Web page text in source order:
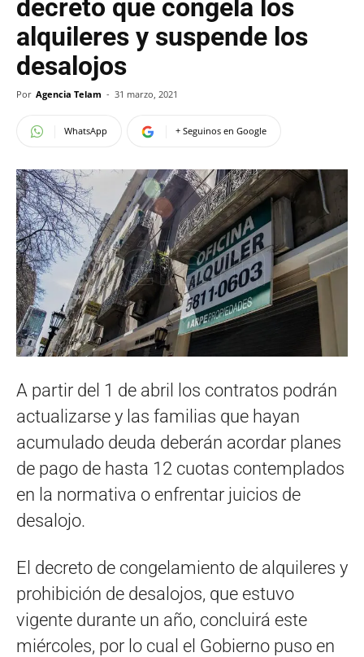
decreto que congela los
alquileres y suspende los
desalojos
Por Agencia Telam - 31 marzo, 2021
WhatsApp + Seguinos en Google
A partir del 1 de abril los contratos podrán
actualizarse y las familias que hayan
acumulado deuda deberán acordar planes
de pago de hasta 12 cuotas contemplados
en la normativa o enfrentar juicios de
desalojo.
El decreto de congelamiento de alquileres y
prohibición de desalojos, que estuvo
vigente durante un año, concluirá este
miércoles, por lo cual el Gobierno puso en